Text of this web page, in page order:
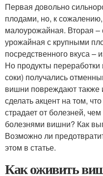
Первая довольно
плодами, но, к
малоурожайная. Вторая –
урожайная с крупными
посредственного вкуса
Но продукты
соки) получались
вишни повреждают также
сделать акцент на том,
страдает от болезней,
болезнями вишни? Как
Возможно ли
этом в статье.
Как оживить